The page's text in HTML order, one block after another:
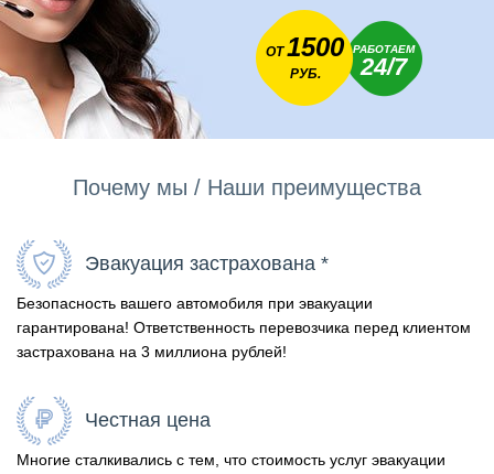
ОТ1500
РУБ.
РАБОТАЕМ
24/7
Почему мы / Наши преимущества
Эвакуация застрахована *
Безопасность вашего автомобиля при эвакуации
гарантирована! Ответственность перевозчика перед клиентом
застрахована на 3 миллиона рублей!
Честная цена
Многие сталкивались с тем, что стоимость услуг эвакуации